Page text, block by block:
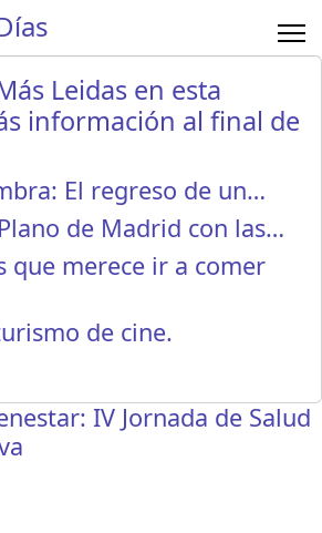
Leidas en esta
información al final de
El regreso de un…
de Madrid con las…
que merece ir a comer
de cine.
IV Jornada de Salud